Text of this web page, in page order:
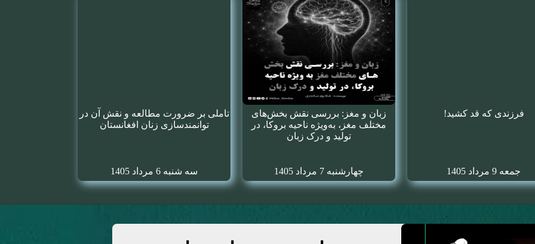
فرزندی که قد کشید!
جمعه 9 مرداد 1405
زبان و مغز: بررسی نقش بخش‌های
مختلف مغز، به‌ویژه ناحیه بروکا، در
تولید و درک زبان
چهارشنبه 7 مرداد 1405
تاملی بر ضرورت مطالعه و نقش آن در
توانمندسازی زنان افغانستان
سه شنبه 6 مرداد 1405